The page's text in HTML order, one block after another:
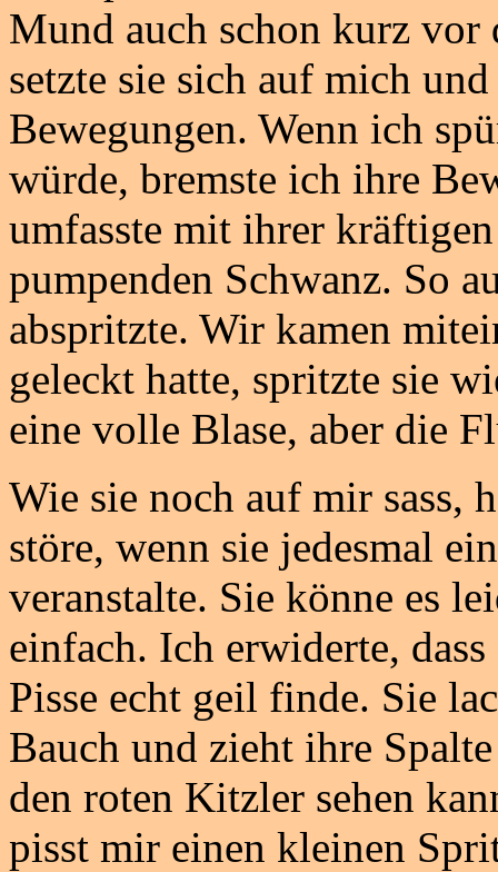
Mund auch schon kurz vor
setzte sie sich auf mich
Bewegungen. Wenn ich
würde, bremste ich ihre
umfasste mit ihrer
pumpenden Schwanz. So
abspritzte. Wir kamen
geleckt hatte, spritzte sie
eine volle Blase, aber die
Wie sie noch auf mir sass,
störe, wenn sie jedesmal
veranstalte. Sie könne es
einfach. Ich erwiderte,
Pisse echt geil finde. Sie
Bauch und zieht ihre
den roten Kitzler sehen
pisst mir einen kleinen